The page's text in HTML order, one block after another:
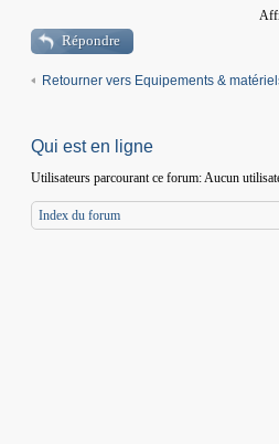
Répondre
Retourner vers Equipements &
Qui est en ligne
Utilisateurs parcourant ce forum: Aucun
Index du forum